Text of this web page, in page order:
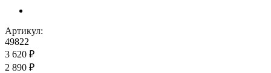
Артикул:
49822
3 620 ₽
2 890 ₽